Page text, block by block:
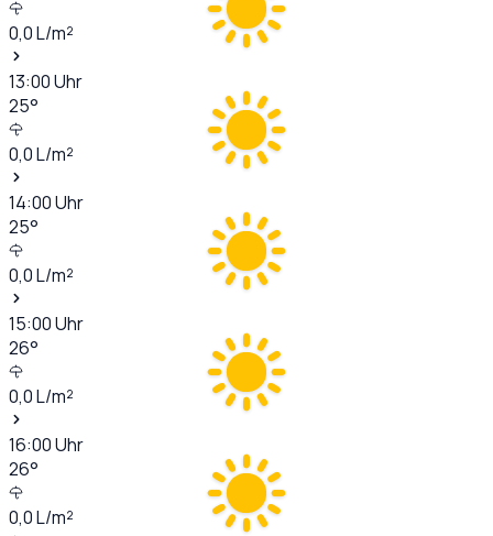
0,0L/m²
13:00Uhr
25°
0,0L/m²
14:00Uhr
25°
0,0L/m²
15:00Uhr
26°
0,0L/m²
16:00Uhr
26°
0,0L/m²